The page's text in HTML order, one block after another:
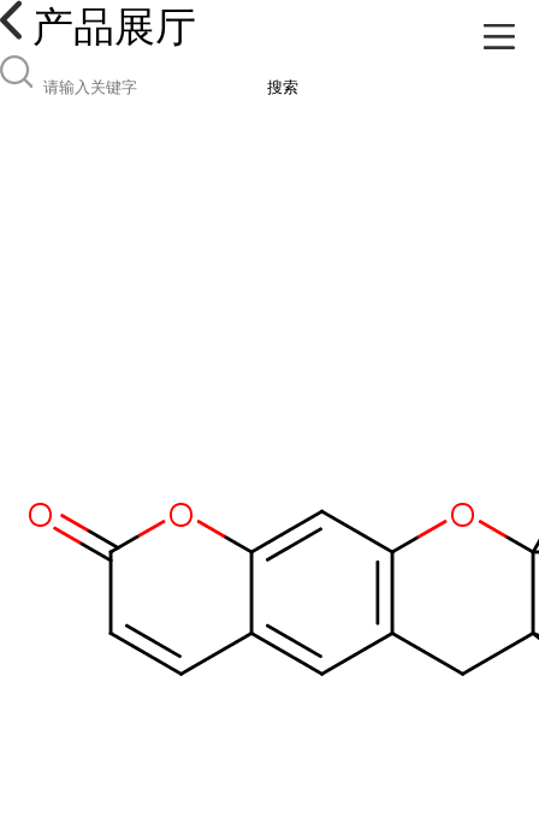
产品展厅
搜索